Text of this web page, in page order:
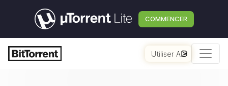
COMMENCER
Utiliser AI